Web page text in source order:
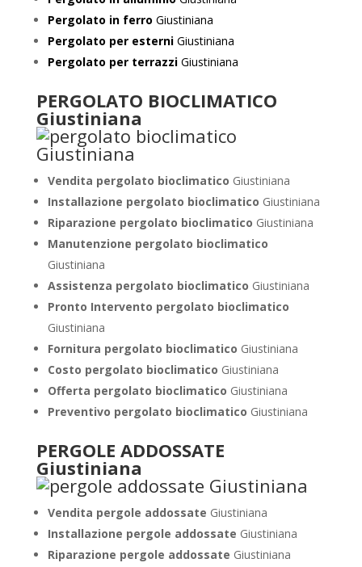
Pergolato in ferro Giustiniana
Pergolato per esterniGiustiniana
Pergolato per terrazziGiustiniana
PERGOLATO BIOCLIMATICO
Giustiniana
Vendita pergolato bioclimatico Giustiniana
Installazione pergolato bioclimatico Giustiniana
Riparazione pergolato bioclimatico Giustiniana
Manutenzione pergolato bioclimatico
Giustiniana
Assistenza pergolato bioclimatico Giustiniana
Pronto Intervento pergolato bioclimatico
Giustiniana
Fornitura pergolato bioclimatico Giustiniana
Costo pergolato bioclimatico Giustiniana
Offerta pergolato bioclimatico Giustiniana
Preventivo pergolato bioclimatico Giustiniana
PERGOLE ADDOSSATE
Giustiniana
Vendita pergole addossate Giustiniana
Installazione pergole addossate Giustiniana
Riparazione pergole addossate Giustiniana